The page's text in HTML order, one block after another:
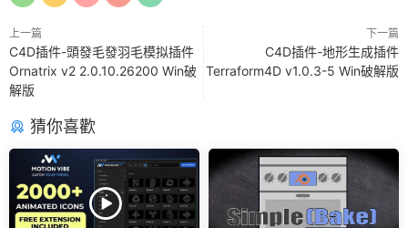
上一篇
C4D插件-頭發毛發羽毛模拟插件
Ornatrix v2 2.0.10.26200 Win破
解版
下一篇
C4D插件-地形生成插件
Terraform4D v1.0.3-5 Win破解版
猜你喜歡